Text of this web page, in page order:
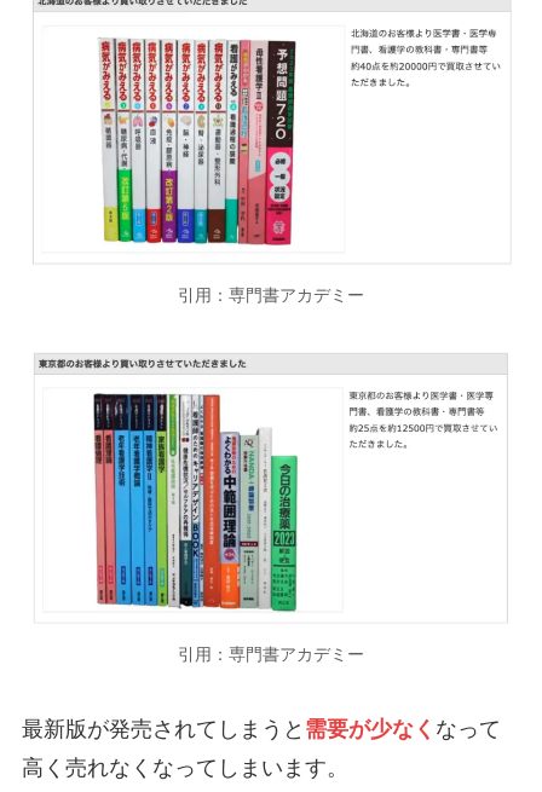
引用：専門書アカデミー
引用：専門書アカデミー
最新版が発売されてしまうと 需要が少なく なって
高く売れなくなってしまいます。